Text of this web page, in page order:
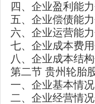
四、企业盈利能
五、企业偿债能
六、企业运营能
七、企业成本费
八、企业成本结
第二节 贵州轮胎
一、企业基本情况
二、企业经营情